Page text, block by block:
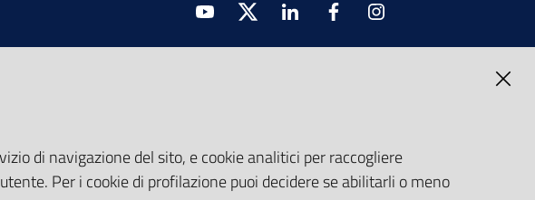
Youtube Twitter Linkedin Facebook
di navigazione del sito, e cookie analitici per raccogliere
Per i cookie di profilazione puoi decidere se abilitarli o meno